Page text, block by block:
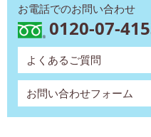
お電話でのお問い合わせ
0120-07-
よくあるご質問
お問い合わせフォーム